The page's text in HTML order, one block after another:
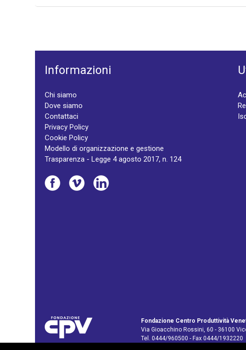
Informazioni
Chi siamo
Dove siamo
Contattaci
Privacy Policy
Cookie Policy
Modello di organizzazione e gestione
Trasparenza - Legge 4 agosto 2017, n. 124
Fondazione Centro Produttività
Via Gioacchino Rossini, 60 - 36100
Tel. 0444/960500 - Fax 0444/1932220